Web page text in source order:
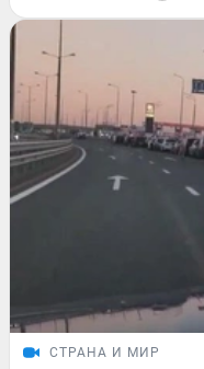
СТРАНА И МИР